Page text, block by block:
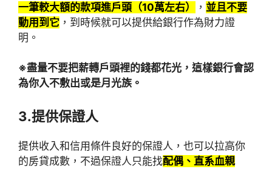
一筆較大額的款項進戶頭（10萬左右）
， 並且不要
動用到它 ，到時候就可以提供給銀行作為財力證
明。
※盡量不要把薪轉戶頭裡的錢都花光，這樣銀行會認
為你入不敷出或是月光族。
3.提供保證人
提供收入和信用條件良好的保證人，也可以拉高你
的房貸成數，不過保證人只能找配偶、直系血親